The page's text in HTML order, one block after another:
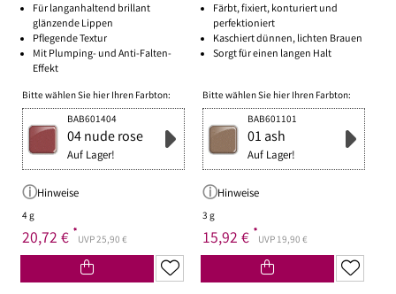
Für langanhaltend brillant
glänzende Lippen
Pflegende Textur
Mit Plumping- und Anti-Falten-
Effekt
Bitte wählen Sie hier Ihren Farbton:
BAB601404
04 nude rose
Auf Lager!
Hinweise
4 g
20,72 € *UVP 25,90 €
Färbt, fixiert, konturiert und
perfektioniert
Kaschiert dünnen, lichten Brauen
Sorgt für einen langen Halt
Bitte wählen Sie hier Ihren Farbton:
BAB601101
01 ash
Auf Lager!
Hinweise
3 g
15,92 € *UVP 19,90 €